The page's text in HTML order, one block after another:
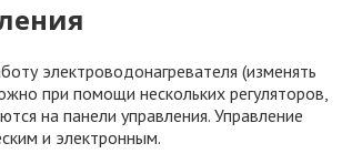
электроводонагревателя (изменять
при помощи нескольких регуляторов,
на панели управления. Управление
и электронным.